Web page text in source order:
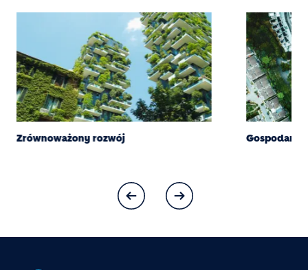
Zrównoważony rozwój Gospodarka